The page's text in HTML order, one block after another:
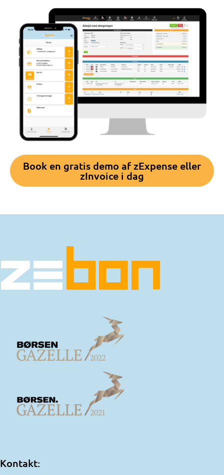
Book en gratis demo af zExpense eller
zInvoice i dag
Kontakt: